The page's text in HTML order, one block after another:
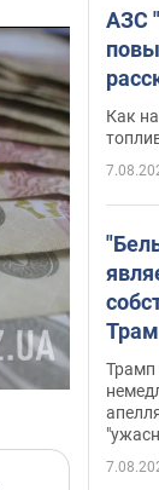
АЗС
Как
Трамп